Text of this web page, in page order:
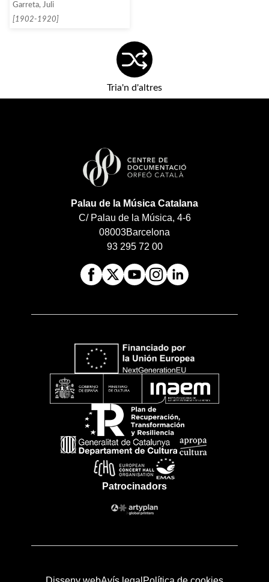
Garreta, Juli
[1902-1920]
Tria'n d'altres
Palau de la Música Catalana
C/ Palau de la Música, 4-6
08003Barcelona
93 295 72 00
Patrocinadors